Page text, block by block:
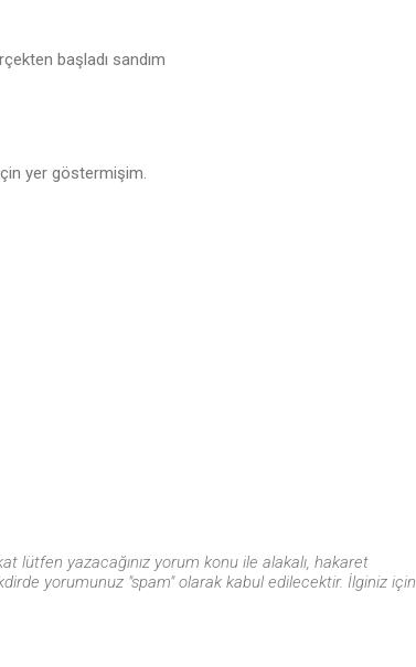
başladı sandım
yer göstermişim.
lütfen yazacağınız yorum konu ile alakalı, hakaret
yorumunuz "spam" olarak kabul edilecektir. İlginiz için